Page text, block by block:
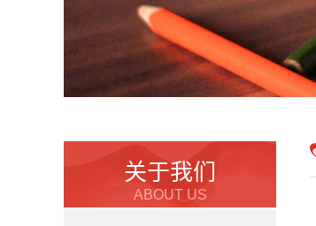
关于我们
ABOUT US